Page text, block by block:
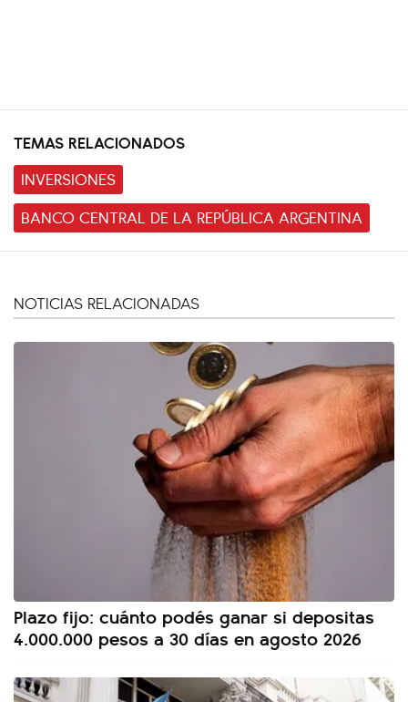
TEMAS RELACIONADOS
INVERSIONES
BANCO CENTRAL DE LA REPÚBLICA ARGENTINA
NOTICIAS RELACIONADAS
Plazo fijo: cuánto podés ganar si depositas
4.000.000 pesos a 30 días en agosto 2026